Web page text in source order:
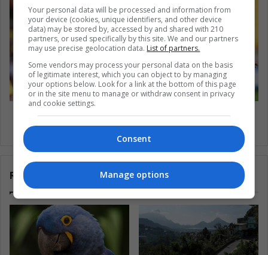
Murallas promisorias de la Selección Colombia:
Mina y Sánchez
Related Articles
Your personal data will be processed and information from
your device (cookies, unique identifiers, and other device
data) may be stored by, accessed by and shared with 210
partners, or used specifically by this site. We and our partners
may use precise geolocation data. List of partners.
Some vendors may process your personal data on the basis
of legitimate interest, which you can object to by managing
your options below. Look for a link at the bottom of this page
or in the site menu to manage or withdraw consent in privacy
and cookie settings.
Consent
Manage options